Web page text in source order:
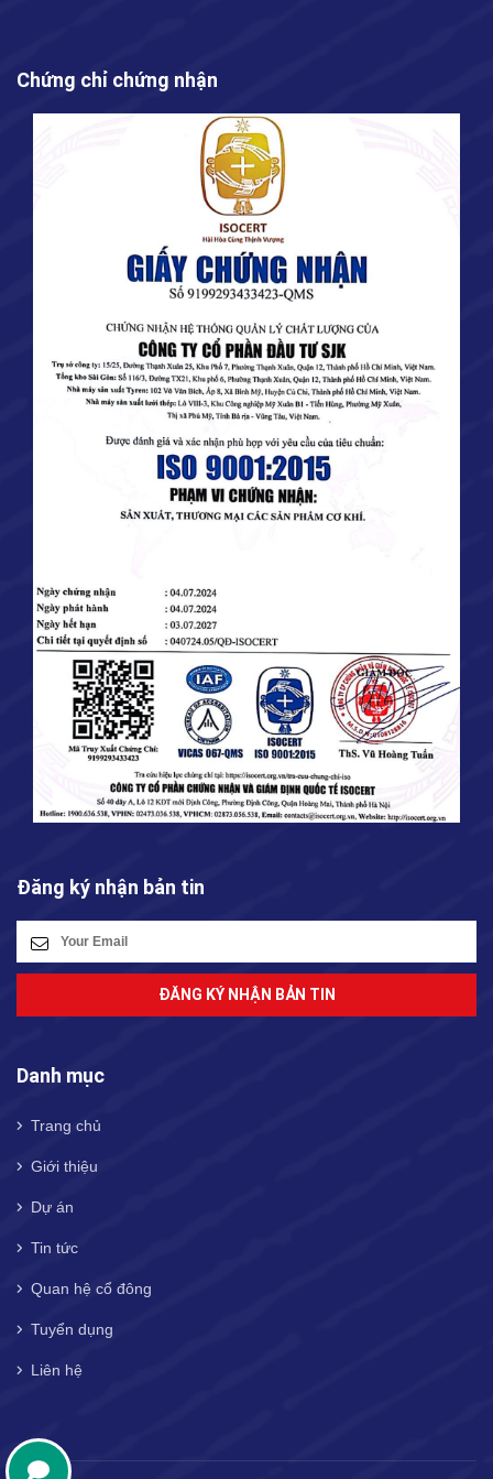
Chứng chỉ chứng nhận
Đăng ký nhận bản tin
ĐĂNG KÝ NHẬN BẢN TIN
Danh mục
Trang chủ
Giới thiệu
Dự án
Tin tức
Quan hệ cổ đông
Tuyển dụng
Liên hệ